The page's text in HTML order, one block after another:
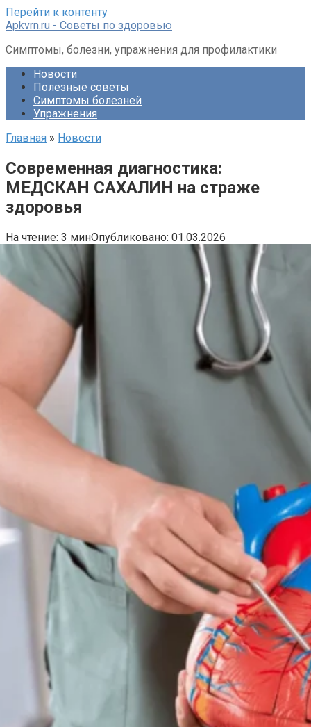
Перейти к контенту
Apkvrn.ru - Советы по здоровью
Симптомы, болезни, упражнения для профилактики
Новости
Полезные советы
Симптомы болезней
Упражнения
Главная » Новости
Современная диагностика:
МЕДСКАН САХАЛИН на страже
здоровья
На чтение: 3 минОпубликовано: 01.03.2026